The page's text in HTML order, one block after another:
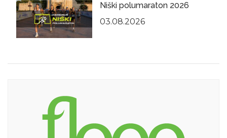
Niški polumaraton 2026
03.08.2026